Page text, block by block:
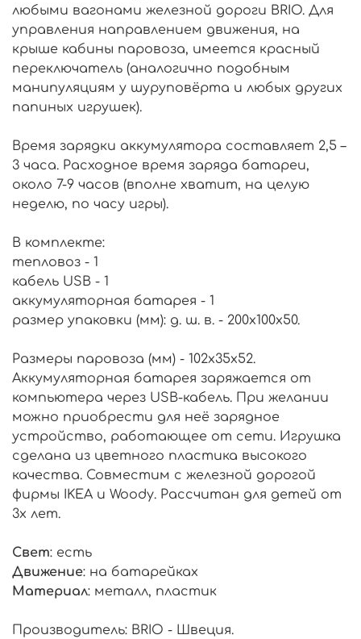
любыми вагонами железной дороги BRIO. Для
управления направлением движения, на
крыше кабины паровоза, имеется красный
переключатель (аналогично подобным
манипуляциям у шуруповёрта и любых других
папиных игрушек).
Время зарядки аккумулятора составляет 2,5 –
3 часа. Расходное время заряда батареи,
около 7-9 часов (вполне хватит, на целую
неделю, по часу игры).
В комплекте:
тепловоз - 1
кабель USB - 1
аккумуляторная батарея - 1
размер упаковки (мм): д. ш. в. - 200х100х50.
Размеры паровоза (мм) - 102x35x52.
Аккумуляторная батарея заряжается от
компьютера через USB-кабель. При желании
можно приобрести для неё зарядное
устройство, работающее от сети. Игрушка
сделана из цветного пластика высокого
качества. Совместим с железной дорогой
фирмы IKEA и Woody. Рассчитан для детей от
3х лет.
Свет: есть
Движение: на батарейках
Материал: металл, пластик
Производитель: BRIO - Швеция.